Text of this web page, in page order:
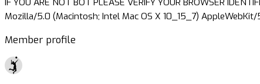
IF YOU ARE NOT BOT PLEASE VERIFY YOUR BROWSER
Mozilla/5.0 (Macintosh; Intel Mac OS X 10_15_7)
Member profile